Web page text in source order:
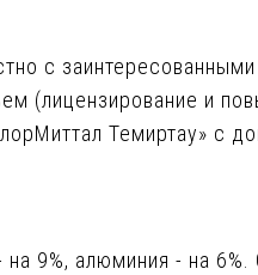
с
(лицензирование и
Темиртау» с
9%, алюминия - на